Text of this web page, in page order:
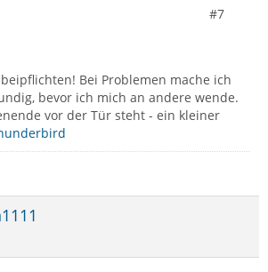
#7
Bei Problemen mache ich
bevor ich mich an andere wende.
vor der Tür steht - ein kleiner